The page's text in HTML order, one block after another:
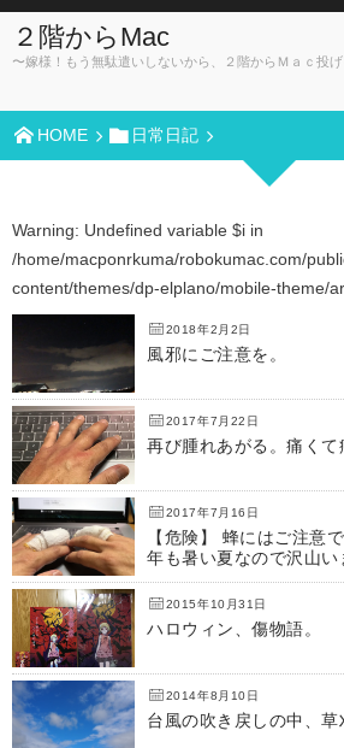
２階からMac
〜嫁様！もう無駄遣いしないから、２階からＭａｃ投
HOME 日常日記
Warning: Undefined variable $i in
/home/macponrkuma/robokumac.com/
content/themes/dp-elplano/mobile-theme/
2018年2月2日
風邪にご注意を。
2017年7月22日
再び腫れあがる。痛く
2017年7月16日
【危険】 蜂にはご注意
年も暑い夏なので沢山い
2015年10月31日
ハロウィン、傷物語。
2014年8月10日
台風の吹き戻しの中、草